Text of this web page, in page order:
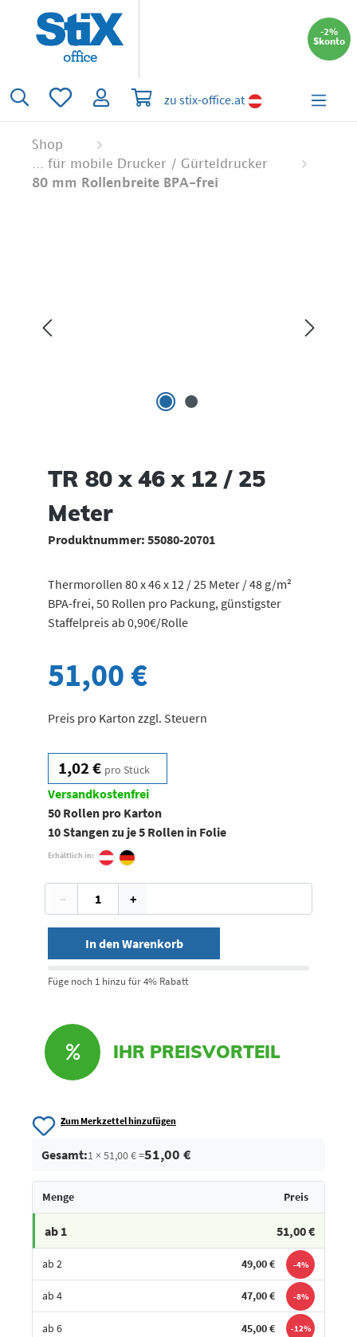
springen
-2%
Skonto
Du hast 0 Produkte auf dem Merkzettel
Warenkorb enthält 0 Positionen. Der
zu stix-office.at
Shop
... für mobile Drucker / Gürteldrucker
80 mm Rollenbreite BPA-frei
TR 80 x 46 x 12 / 25
Meter
Produktnummer:55080-20701
Thermorollen 80 x 46 x 12 / 25 Meter / 48 g/m²
BPA-frei, 50 Rollen pro Packung, günstigster
Staffelpreis ab 0,90€/Rolle
51,00 €
Preis pro Karton zzgl. Steuern
1,02 € pro Stück
Versandkostenfrei
50 Rollen pro Karton
10 Stangen zu je 5 Rollen in Folie
Erhältlich in:
− +
In den Warenkorb
Füge noch 1 hinzu für 4% Rabatt
IHR PREISVORTEIL
Zum Merkzettel hinzufügen
Gesamt:1 × 51,00 € =51,00 €
Menge Preis
ab 1 51,00 €
ab 2 49,00 € -4%
ab 4 47,00 € -8%
ab 6 45,00 € -12%